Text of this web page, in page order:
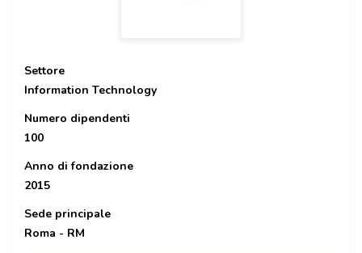
Settore
Information Technology
Numero dipendenti
100
Anno di fondazione
2015
Sede principale
Roma - RM